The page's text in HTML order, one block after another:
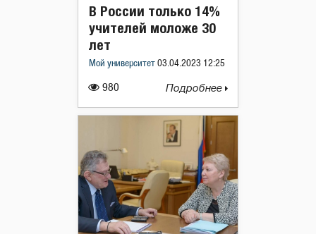
980
В России только 14%
учителей моложе 30
лет
Мой университет 03.04.2023 12:25
Подробнее